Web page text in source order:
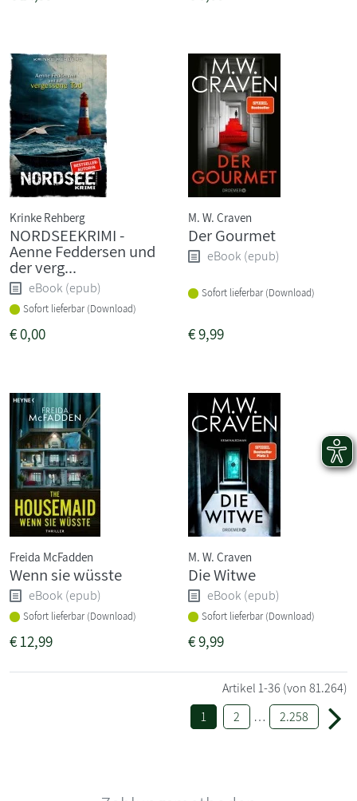
Krinke Rehberg
NORDSEEKRIMI -
Aenne Feddersen und
der verg...
eBook (epub)
Sofort lieferbar (Download)
€0,00
M. W. Craven
Der Gourmet
eBook (epub)
Sofort lieferbar (Download)
€9,99
Freida McFadden
Wenn sie wüsste
eBook (epub)
Sofort lieferbar (Download)
€12,99
M. W. Craven
Die Witwe
eBook (epub)
Sofort lieferbar (Download)
€9,99
Artikel1-36 (von 81.264)
1
2 … 2.258